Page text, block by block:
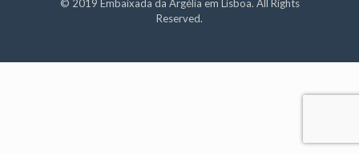
© 2019 Embaixada da Argélia em Lisboa. All Rights
Reserved.